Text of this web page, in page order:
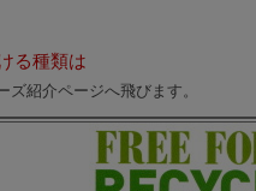
る種類は
紹介ページへ飛びます。